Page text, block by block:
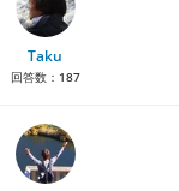
Taku
回答数： 187